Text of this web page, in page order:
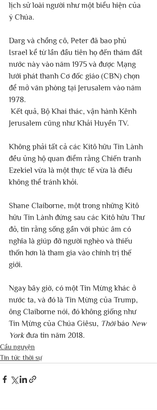
lịch sử loài người như một biểu hiện của
ý Chúa.
Darg và chồng cô, Peter đã bao phủ
Israel kể từ lần đầu tiên họ đến thăm đất
nước này vào năm 1975 và được Mạng
lưới phát thanh Cơ đốc giáo (CBN) chọn
để mở văn phòng tại Jerusalem vào năm
1978.
Jerusalem cũng như Khải Huyền TV.
Không phải tất cả các Kitô hữu Tin Lành
đều ủng hộ quan điểm rằng Chiến tranh
Ezekiel vừa là một thực tế vừa là điều
không thể tránh khỏi.
Shane Claiborne, một trong những Kitô
hữu Tin Lành đứng sau các Kitô hữu Thư
đỏ, tin rằng sống gần với phúc âm có
nghĩa là giúp đỡ người nghèo và thiếu
thốn hơn là tham gia vào chính trị thế
giới.
Ngay bây giờ, có một Tin Mừng khác ở
nước ta, và đó là Tin Mừng của Trump,
ông Claiborne nói, đó không giống như
Tin Mừng của Chúa Giêsu, Thời báo New
York đưa tin năm 2018.
Cầu nguyện
Tin tức thời sự